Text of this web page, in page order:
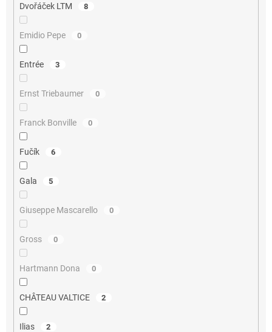
Dvořáček LTM 8
Emidio Pepe 0
Entrée 3
Ernst Triebaumer 0
Franck Bonville 0
Fučík 6
Gala 5
Giuseppe Mascarello 0
Gross 0
Hartmann Dona 0
CHÂTEAU VALTICE 2
Ilias 2